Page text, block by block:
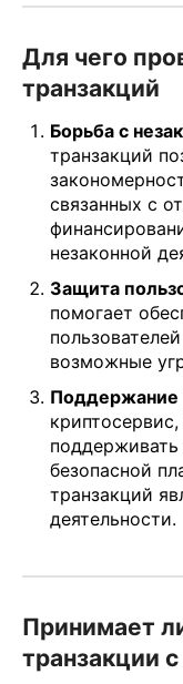
Для чего
транзакций
Борьба с
транзакций
связанных с
незаконной
Защита
помогает
возможные
Поддержание
безопасной
транзакций
деятельности.
Принимает
транзакции